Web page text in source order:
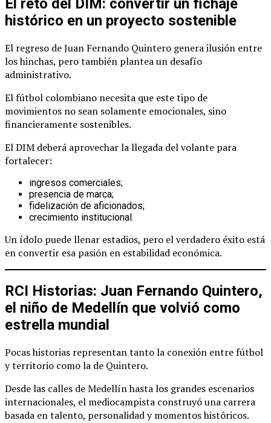
El reto del DIM: convertir un fichaje
histórico en un proyecto sostenible
El regreso de Juan Fernando Quintero genera ilusión entre
los hinchas, pero también plantea un desafío
administrativo.
El fútbol colombiano necesita que este tipo de
movimientos no sean solamente emocionales, sino
financieramente sostenibles.
El DIM deberá aprovechar la llegada del volante para
fortalecer:
ingresos comerciales;
presencia de marca;
fidelización de aficionados;
crecimiento institucional.
Un ídolo puede llenar estadios, pero el verdadero éxito está
en convertir esa pasión en estabilidad económica.
RCI Historias: Juan Fernando Quintero,
el niño de Medellín que volvió como
estrella mundial
Pocas historias representan tanto la conexión entre fútbol
y territorio como la de Quintero.
Desde las calles de Medellín hasta los grandes escenarios
internacionales, el mediocampista construyó una carrera
basada en talento, personalidad y momentos históricos.